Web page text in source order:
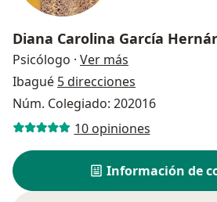
Diana Carolina García
Psicólogo · Ver más
Ibagué 5 direcciones
Núm. Colegiado: 202016
10 opiniones
Información de